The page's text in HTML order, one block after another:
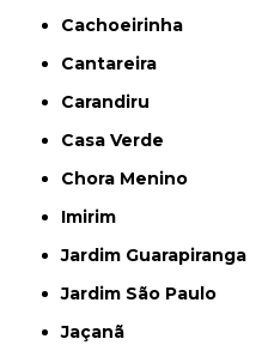
Cachoeirinha
Cantareira
Carandiru
Casa Verde
Chora Menino
Imirim
Jardim Guarapiranga
Jardim São Paulo
Jaçanã